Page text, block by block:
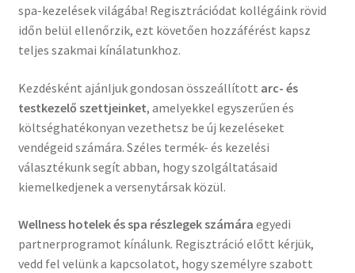
spa-kezelések világába! Regisztrációdat kollégáink rövid
időn belül ellenőrzik, ezt követően hozzáférést kapsz
teljes szakmai kínálatunkhoz.
Kezdésként ajánljuk gondosan összeállított arc- és
testkezelő szettjeinket, amelyekkel egyszerűen és
költséghatékonyan vezethetsz be új kezeléseket
vendégeid számára. Széles termék- és kezelési
választékunk segít abban, hogy szolgáltatásaid
kiemelkedjenek a versenytársak közül.
Wellness hotelek és spa részlegek számára egyedi
partnerprogramot kínálunk. Regisztráció előtt kérjük,
vedd fel velünk a kapcsolatot, hogy személyre szabott